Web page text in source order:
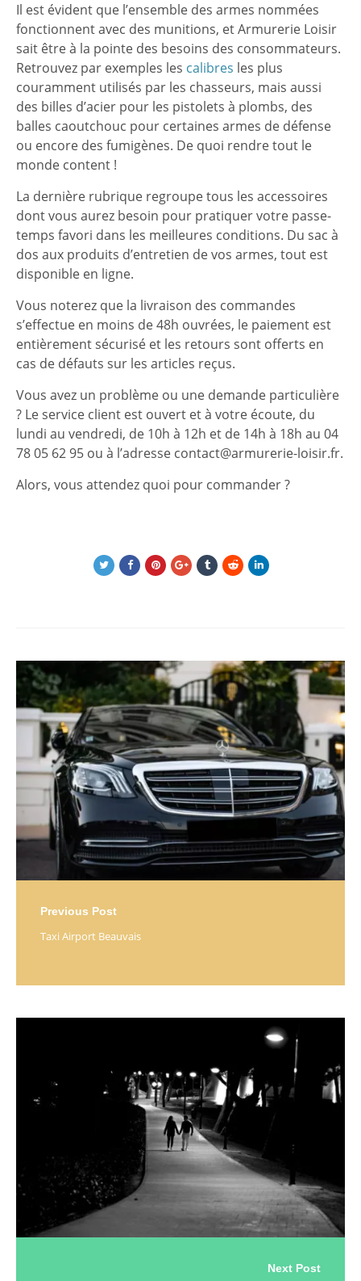
Il est évident que l’ensemble des armes nommées
fonctionnent avec des munitions, et Armurerie Loisir
sait être à la pointe des besoins des consommateurs.
Retrouvez par exemples les calibres les plus
couramment utilisés par les chasseurs, mais aussi
des billes d’acier pour les pistolets à plombs, des
balles caoutchouc pour certaines armes de défense
ou encore des fumigènes. De quoi rendre tout le
monde content !
La dernière rubrique regroupe tous les accessoires
dont vous aurez besoin pour pratiquer votre passe-
temps favori dans les meilleures conditions. Du sac à
dos aux produits d’entretien de vos armes, tout est
disponible en ligne.
Vous noterez que la livraison des commandes
s’effectue en moins de 48h ouvrées, le paiement est
entièrement sécurisé et les retours sont offerts en
cas de défauts sur les articles reçus.
Vous avez un problème ou une demande particulière
? Le service client est ouvert et à votre écoute, du
lundi au vendredi, de 10h à 12h et de 14h à 18h au 04
78 05 62 95 ou à l’adresse contact@armurerie-loisir.fr.
Alors, vous attendez quoi pour commander ?
Post
navigation
Previous Post
Taxi Airport Beauvais
Next Post